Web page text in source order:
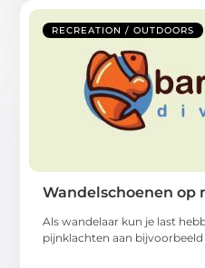
RECREATION / OUTDOORS
Wandelschoenen op
Als wandelaar kun je last
pijnklachten aan bijvoorbeeld